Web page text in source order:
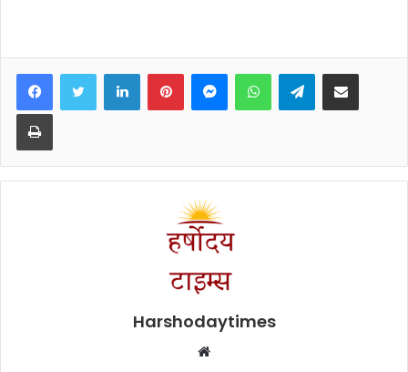
FacebookTwitter LinkedInPinterestMessengerWhatsAppTelegramShare via Email
Print
Harshodaytimes
Website